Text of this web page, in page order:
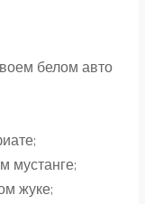
белом авто
мустанге;
жуке;